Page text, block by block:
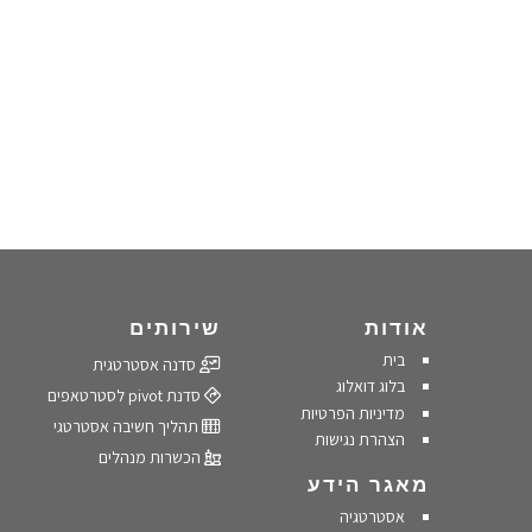
אודות
בית
בלוג דואלוג
מדיניות הפרטיות
הצהרת נגישות
מאגר הידע
אסטרטגיה
שירותים
סדנה אסטרטגית
סדנת pivot לסטרטאפים
תהליך חשיבה אסטרטגי
הכשרות מנהלים